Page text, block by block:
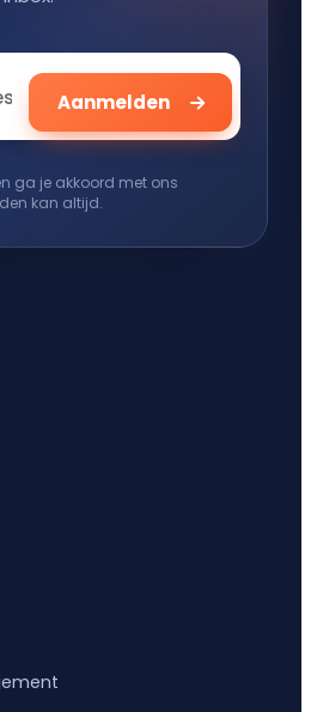
ga je akkoord met ons
kan altijd.